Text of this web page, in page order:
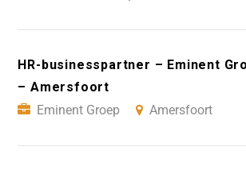
HR-businesspartner – Eminent
– Amersfoort
Eminent Groep
Amersfoort